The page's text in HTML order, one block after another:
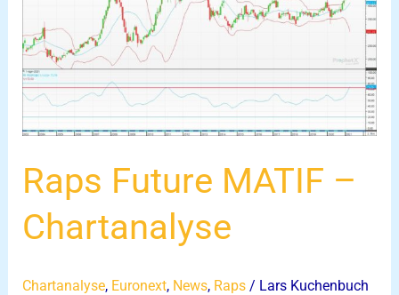
Raps Future MATIF –
Chartanalyse
Chartanalyse, Euronext, News, Raps / Lars Kuchenbuch
–
Chartanalyse